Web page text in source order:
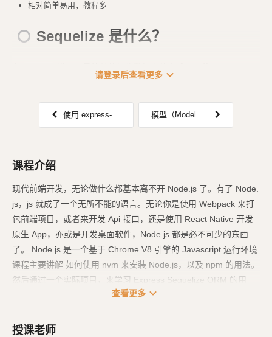
相对简单易用，教程多
Sequelize 是什么？
请登录后查看更多 expand_more
课程介绍
现代前端开发，无论做什么都基本离不开 Node.js 了。有了 Node.
js，js 就成了一个无所不能的语言。无论你是使用 Webpack 来打
包前端项目，或者来开发 Api 接口，还是使用 React Native 开发
原生 App，亦或是开发桌面软件，Node.js 都是必不可少的东西
了。 Node.js 是一个基于 Chrome V8 引擎的 Javascript 运行环境
课程主要讲解 如何使用 nvm 来安装 Node.js，以及 npm 的用法。
然后通过一个实际项目，来学习 Express Sequelize ORM 的用
法。通过此课程，你能学到如何使用 Node.js 来开发一个实际的 A
ps://github.com/canon4ever/expressapi
查看更多 expand_more
授课老师